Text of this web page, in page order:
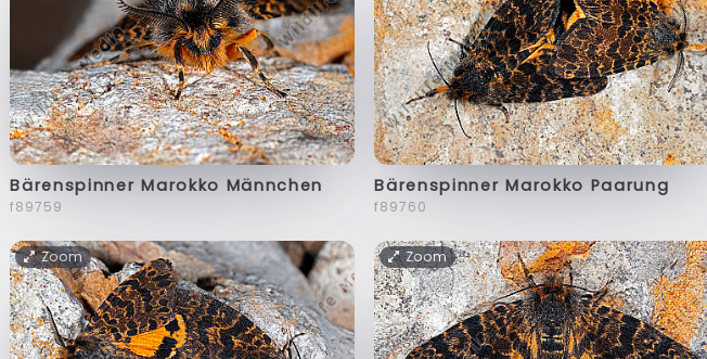
Bärenspinner Marokko Männchen
f89759
Bärenspinner Marokko Paarung
f89760
Zoom Zoom